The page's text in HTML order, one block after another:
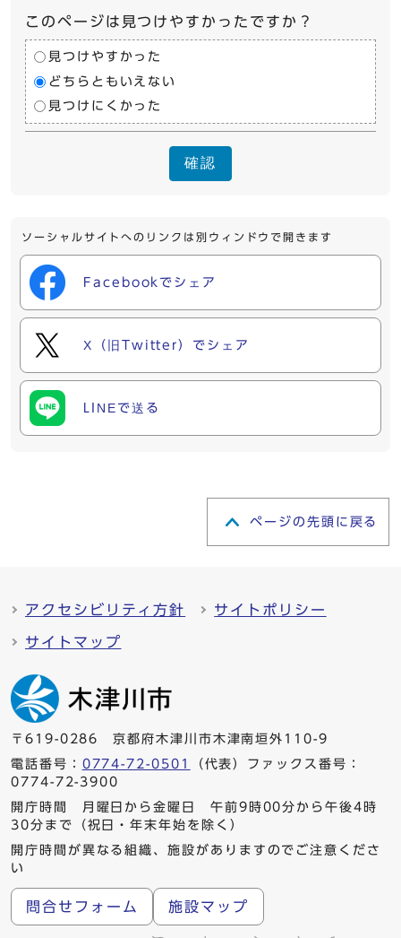
このページは見つけやすかったですか？
見つけやすかった
どちらともいえない
見つけにくかった
確認
ソーシャルサイトへのリンクは別ウィンドウで開きます
Facebookでシェア
X（旧Twitter）でシェア
LINEで送る
ページの先頭に戻る
アクセシビリティ方針 サイトポリシー
サイトマップ
〒619-0286 京都府木津川市木津南垣外110-9
電話番号： 0774-72-0501
（代表）ファックス番号：
0774-72-3900
開庁時間 月曜日から金曜日 午前9時00分から午後4時
30分まで（祝日・年末年始を除く）
開庁時間が異なる組織、施設がありますのでご注意くださ
い
問合せフォーム 施設マップ